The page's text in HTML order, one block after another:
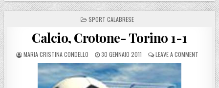
POSTED IN
SPORT CALABRESE
Calcio, Crotone- Torino 1-1
POSTED BY
MARIA CRISTINA CONDELLO POSTED ON
30 GENNAIO 2011 LEAVE A COMMENTON